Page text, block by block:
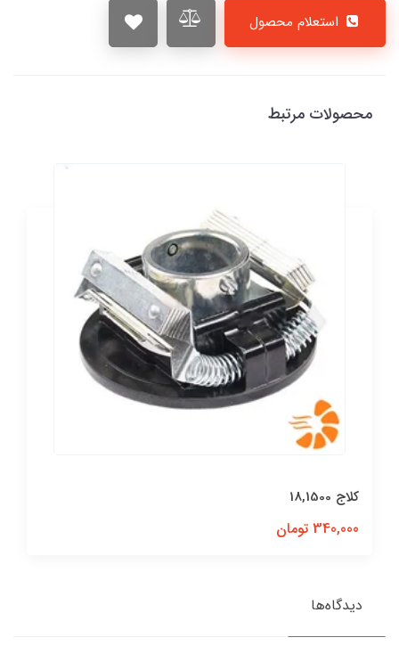
محصولات مرتبط
کلاج 18,1500
340,000 تومان
دیدگاه‌ها